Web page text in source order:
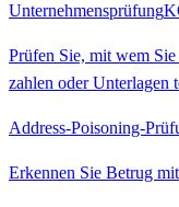
Unternehmensprüfung
Prüfen Sie, mit wem
zahlen oder Unterlagen
Address-Poisoning-
Erkennen Sie Betrug